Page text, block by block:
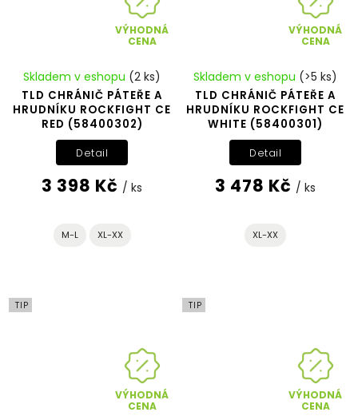
VÝHODNÁ
CENA
TLD CHRÁNIČ PÁTEŘE A
HRUDNÍKU ROCKFIGHT CE
RED (58400302)
Skladem v eshopu (2 ks)
3 398 Kč / ks
Detail
M-L XL-XX
VÝHODNÁ
CENA
TLD CHRÁNIČ PÁTEŘE A
HRUDNÍKU ROCKFIGHT CE
WHITE (58400301)
Skladem v eshopu (>5 ks)
3 478 Kč / ks
Detail
XL-XX
TIP
VÝHODNÁ
CENA
TIP
VÝHODNÁ
CENA